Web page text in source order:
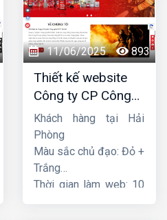
11/06/2025 893
Thiết kế website
Công ty CP Công
nghệ PCCC Bắc Hà
Khách hàng tại Hải
Phòng
Màu sắc chủ đạo: Đỏ +
Trắng
Thời gian làm web: 10